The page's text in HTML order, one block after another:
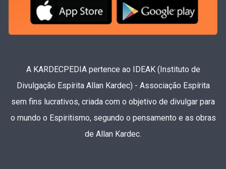
A KARDECPEDIA pertence ao IDEAK (Instituto de
Divulgação Espírita Allan Kardec) - Associação Espírita
sem fins lucrativos, criada com o objetivo de divulgar para
o mundo o Espiritismo, segundo o pensamento e as obras
de Allan Kardec.